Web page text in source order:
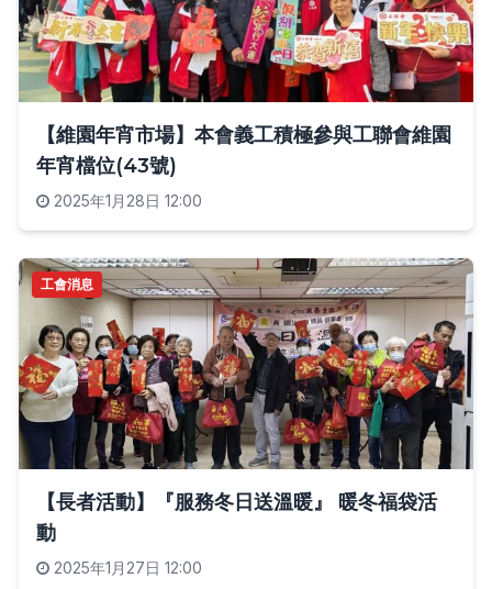
【維園年宵市場】本會義工積極參與工聯會維園
年宵檔位(43號)
2025年1月28日 12:00
工會消息
【長者活動】『服務冬日送溫暖』 暖冬福袋活
動
2025年1月27日 12:00